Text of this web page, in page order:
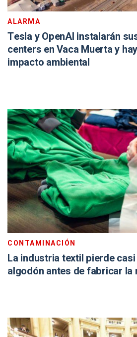
ALARMA
Tesla y OpenAI instalarán
centers en Vaca Muerta y
impacto ambiental
CONTAMINACIÓN
La industria textil pierde
algodón antes de fabricar la